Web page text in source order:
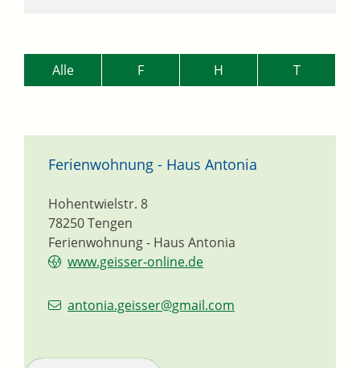
Alle F H T
Ferienwohnung - Haus Antonia
Ferienwohnung - Haus Antonia
Hohentwielstr. 8
78250Tengen
www.geisser-online.de
antonia.geisser@gmail.com